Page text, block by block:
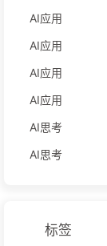
AI应用
AI应用
AI应用
AI应用
AI思考
AI思考
标签